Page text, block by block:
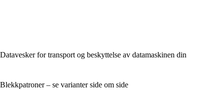
Datavesker for transport og beskyttelse av datamaskinen din
Blekkpatroner – se varianter side om side